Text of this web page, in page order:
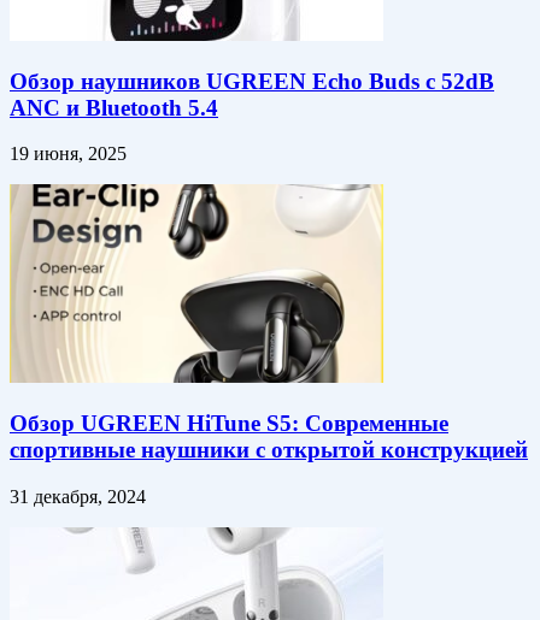
Обзор наушников UGREEN Echo Buds с 52dB
ANC и Bluetooth 5.4
19 июня, 2025
Обзор UGREEN HiTune S5: Современные
спортивные наушники с открытой конструкцией
31 декабря, 2024